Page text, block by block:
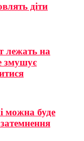
діти
лежать на
змушує
можна буде